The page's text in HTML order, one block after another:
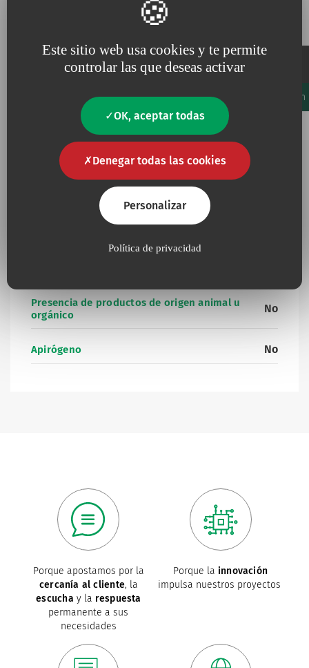
Este sitio web usa cookies y te permite
controlar las que deseas activar
OK, aceptar todas
Denegar todas las cookies
Personalizar
Política de privacidad
Referencias y especificaciones
Embalaje
Código Unidades/Caja Unidades/Cartón
Añadir a mis favoritos
52701
Información complementaria
Presencia de productos de origen animal u
orgánico
No
Apirógeno No
Porque apostamos por la
cercanía al cliente, la
escucha y la respuesta
permanente a sus
necesidades
Porque la innovación
impulsa nuestros proyectos